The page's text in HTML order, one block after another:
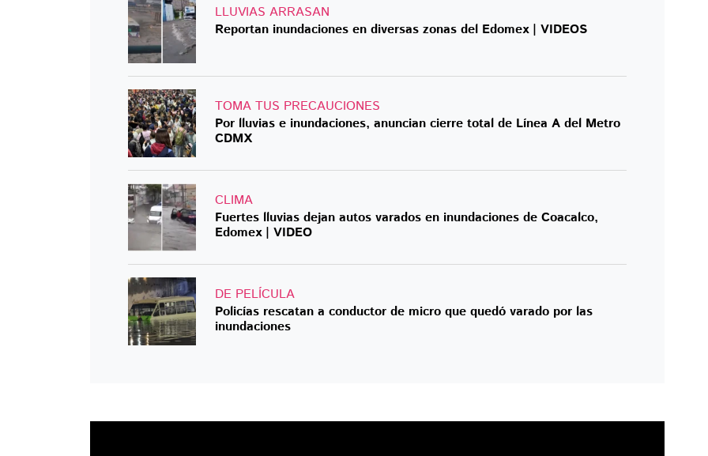
LLUVIAS ARRASAN
Reportan inundaciones en diversas zonas del Edomex | VIDEOS
TOMA TUS PRECAUCIONES
Por lluvias e inundaciones, anuncian cierre total de Línea A del Metro
CDMX
CLIMA
Fuertes lluvias dejan autos varados en inundaciones de Coacalco,
Edomex | VIDEO
DE PELÍCULA
Policías rescatan a conductor de micro que quedó varado por las
inundaciones